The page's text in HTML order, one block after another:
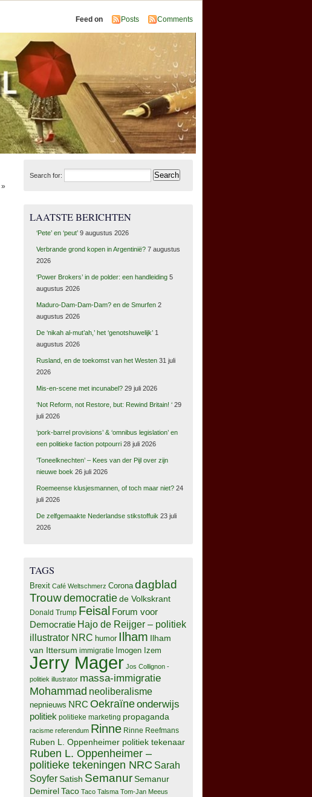
Feed on Posts Comments
»
Search for:
LAATSTE BERICHTEN
‘Pete’ en ‘peut’ 9 augustus 2026
Verbrande grond kopen in Argentinië? 7 augustus
2026
‘Power Brokers’ in de polder: een handleiding 5
augustus 2026
Maduro-Dam-Dam-Dam? en de Smurfen 2
augustus 2026
De ‘nikah al-mut’ah,’ het ‘genotshuwelijk’ 1
augustus 2026
Rusland, en de toekomst van het Westen 31 juli
2026
Mis-en-scene met incunabel? 29 juli 2026
‘Not Reform, not Restore, but: Rewind Britain! ‘ 29
juli 2026
‘pork-barrel provisions’ & ‘omnibus legislation’ en
een politieke faction potpourri 28 juli 2026
‘Toneelknechten’ – Kees van der Pijl over zijn
nieuwe boek 26 juli 2026
Roemeense klusjesmannen, of toch maar niet? 24
juli 2026
De zelfgemaakte Nederlandse stikstoffuik 23 juli
2026
TAGS
Brexit Café Weltschmerz Corona dagblad
Trouwdemocratiede Volkskrant
Donald Trump Feisal Forum voor
Democratie Hajo de Reijger – politiek
illustrator NRC humor Ilham Ilham
van Ittersum immigratie Imogen Izem
Jerry Mager Jos Collignon -
politiek illustrator massa-immigratie
Mohammad neoliberalisme
nepnieuws NRC Oekraïneonderwijs
politiek politieke marketing propaganda
racisme referendum Rinne Rinne Reefmans
Ruben L. Oppenheimer politiek tekenaar
Ruben L. Oppenheimer –
politieke tekeningen NRC Sarah
Soyfer Satish SemanurSemanur
DemirelTaco Taco Talsma Tom-Jan Meeus